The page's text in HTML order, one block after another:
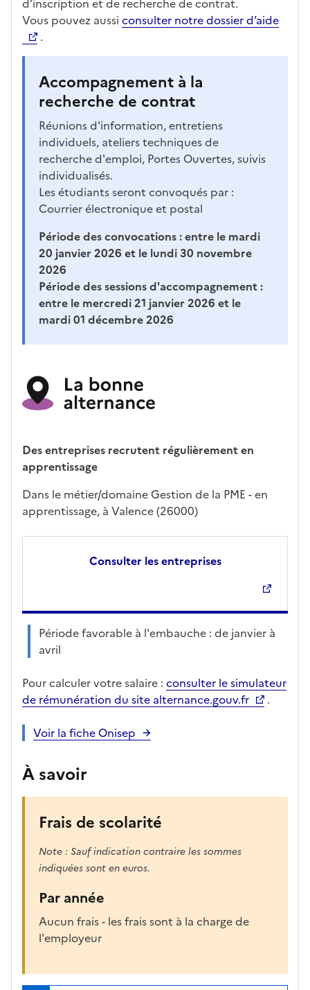
d’inscription et de recherche de contrat.
Vous pouvez aussi consulter notre dossier d’aide
.
Accompagnement à la
recherche de contrat
Réunions d'information, entretiens
individuels, ateliers techniques de
recherche d'emploi, Portes Ouvertes, suivis
individualisés.
Les étudiants seront convoqués par :
Courrier électronique et postal
Période des convocations :entre le mardi
20 janvier 2026 et le lundi 30 novembre
2026
Période des sessions d'accompagnement :
entre le mercredi 21 janvier 2026 et le
mardi 01 décembre 2026
Des entreprises recrutent régulièrement en
apprentissage
Dans le métier/domaine Gestion de la PME - en
apprentissage, à Valence (26000)
Consulter les entreprises
Période favorable à l'embauche : de janvier à
avril
Pour calculer votre salaire : consulter le simulateur
de rémunération du site alternance.gouv.fr
.
Voir la fiche Onisep
À savoir
Frais de scolarité
Note : Sauf indication contraire les sommes
indiquées sont en euros.
Par année
Aucun frais - les frais sont à la charge de
l'employeur